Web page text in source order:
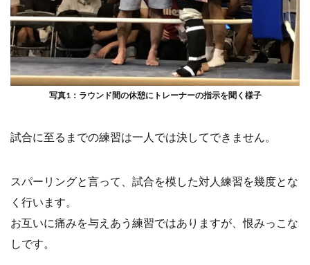
写真1：ラウンド間の休憩にトレーナーの指示を聞く様子
試合に至るまでの練習は一人では決してできません。
スパーリングと言って、試合を模した対人練習を幾度とな
く行います。
お互いに痛みを与えあう練習ではありますが、恨みっこな
しです。